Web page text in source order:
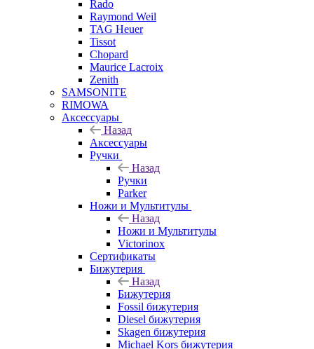
Rado
Raymond Weil
TAG Heuer
Tissot
Chopard
Maurice Lacroix
Zenith
SAMSONITE
RIMOWA
Аксессуары
Назад
Аксессуары
Ручки
Назад
Ручки
Parker
Ножи и Мультитулы
Назад
Ножи и Мультитулы
Victorinox
Сертификаты
Бижутерия
Назад
Бижутерия
Fossil бижутерия
Diesel бижутерия
Skagen бижутерия
Michael Kors бижутерия